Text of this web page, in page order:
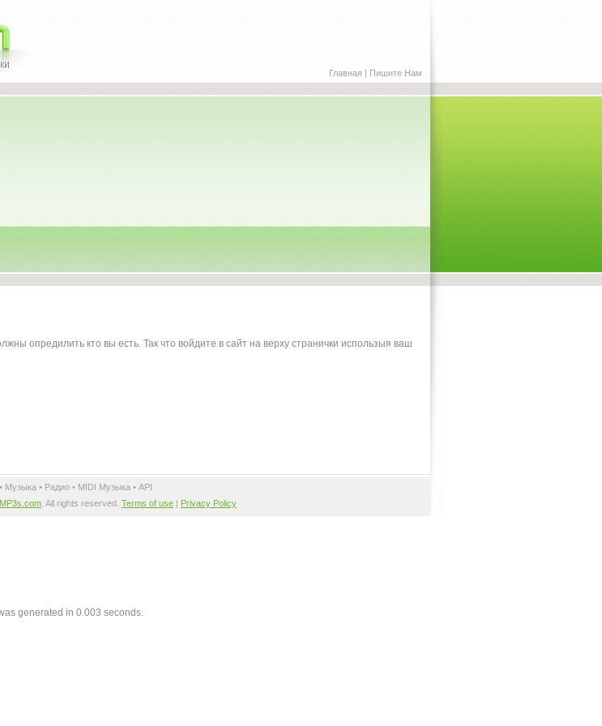
Главная | Пишите Нам
опредилить кто вы есть. Так что войдите в сайт на верху странички использыя ваш
• Музыка• Радио• MIDI Музыка• API
. All rights reserved. Terms of use | Privacy Policy
generated in 0.003 seconds.